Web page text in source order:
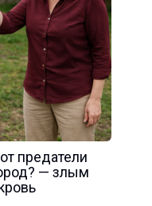
предатели
— злым